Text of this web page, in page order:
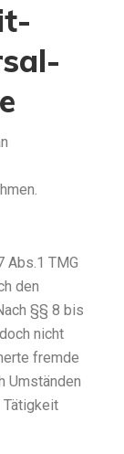
Abs.1 TMG
den
§§ 8 bis
nicht
fremde
Umständen